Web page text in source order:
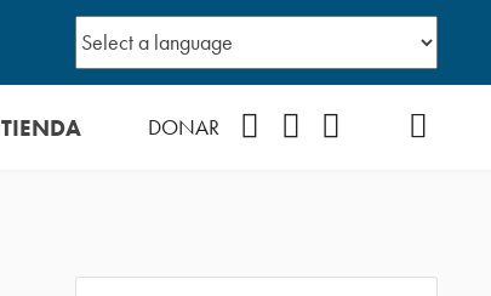
TIENDA DONAR